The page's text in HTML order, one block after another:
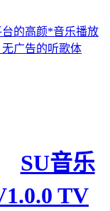
的高颜*音乐播放
广告的听歌体
SU音乐
TV